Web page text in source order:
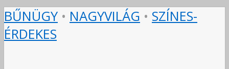
BŰNÜGY • NAGYVILÁG • SZÍNES-
ÉRDEKES